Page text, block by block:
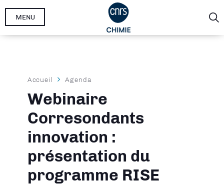
Aller
MENU
Fil
d'Ariane
Accueil Agenda
Webinaire
Corresondants
innovation :
présentation du
programme RISE